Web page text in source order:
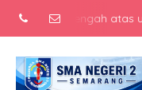
menengah atas